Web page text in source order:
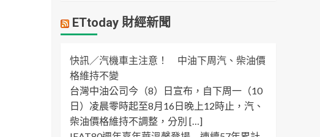
ETtoday 財經新聞
快訊／汽機車主注意！ 中油下周汽、柴油價
格維持不變
台灣中油公司今（8）日宣布，自下周一（10
日）凌晨零時起至8月16日晚上12時止，汽、
柴油價格維持不調整，分別 […]